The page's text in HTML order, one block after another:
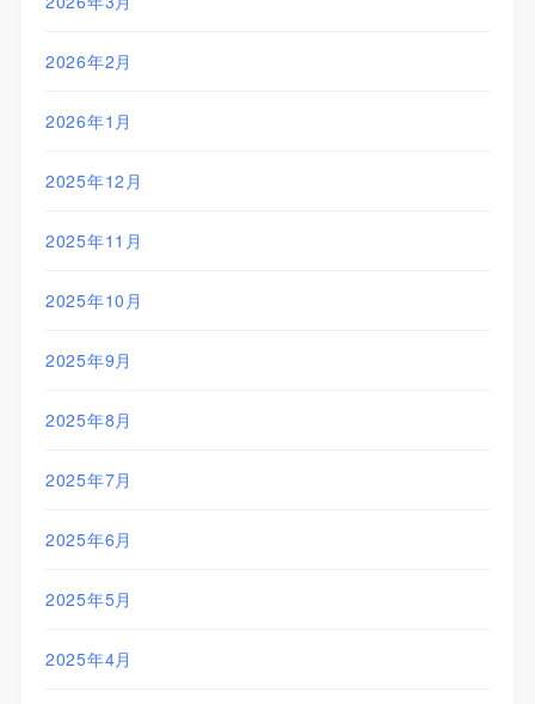
2026年2月
2026年1月
2025年12月
2025年11月
2025年10月
2025年9月
2025年8月
2025年7月
2025年6月
2025年5月
2025年4月